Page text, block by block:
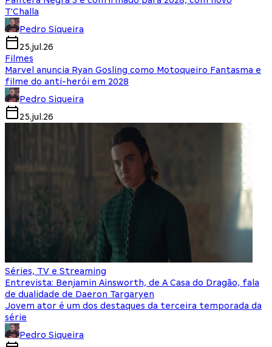
T'Challa
Pedro Siqueira
25.jul.26
Filmes
Marvel anuncia Ryan Gosling como Motoqueiro Fantasma e
filme do anti-herói em 2028
Pedro Siqueira
25.jul.26
Séries, TV e Streaming
Entrevista: Benjamin Ainsworth, de A Casa do Dragão, fala
de dualidade de Daeron Targaryen
Jovem ator é um dos destaques da terceira temporada da
série
Pedro Siqueira